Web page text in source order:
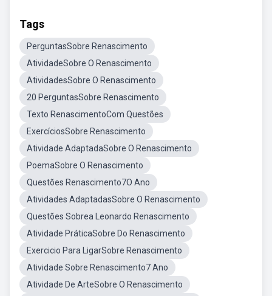
Tags
PerguntasSobre Renascimento
AtividadeSobre O Renascimento
AtividadesSobre O Renascimento
20 PerguntasSobre Renascimento
Texto RenascimentoCom Questões
ExercíciosSobre Renascimento
Atividade AdaptadaSobre O Renascimento
PoemaSobre O Renascimento
Questões Renascimento7O Ano
Atividades AdaptadasSobre O Renascimento
Questões Sobrea Leonardo Renascimento
Atividade PráticaSobre Do Renascimento
Exercicio Para LigarSobre Renascimento
Atividade Sobre Renascimento7 Ano
Atividade De ArteSobre O Renascimento